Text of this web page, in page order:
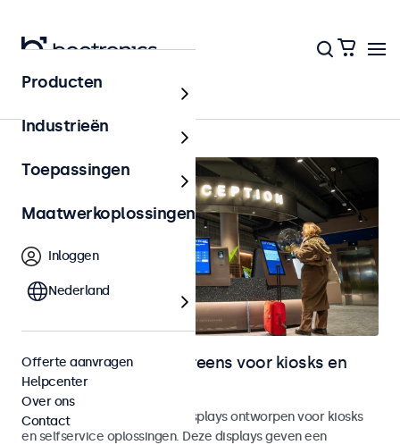
Home
Monitoren en touchscreens voor kiosks en
selfservice
Monitoren en touchscreen displays ontworpen voor kiosks
en selfservice oplossingen. Deze displays geven een
Producten
Industrieën
Toepassingen
Maatwerkoplossingen
Inloggen
Nederland
Offerte aanvragen
Helpcenter
Over ons
Contact